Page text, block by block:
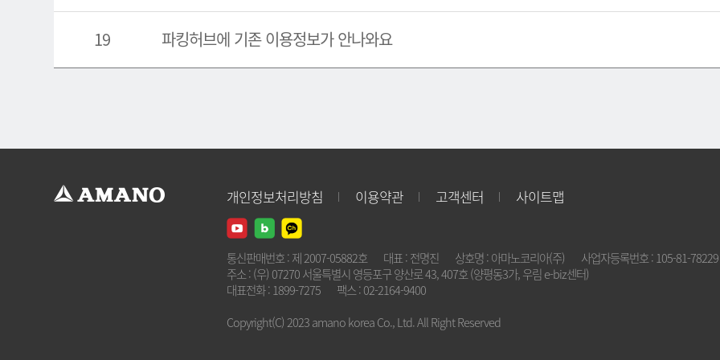
19 파킹허브에 기존 이용정보가 안나와요
개인정보처리방침 이용약관 고객센터 사이트맵
통신판매번호 : 제 2007-05882호 대표 : 전명진 상호명 : 아마노코리아(주)
사업자등록번호 : 105-81-78229
주소 : (우) 07270 서울특별시 영등포구 양산로 43, 407호 (양평동3가, 우림 e-biz센터)
대표전화 : 1899-7275
팩스 : 02-2164-9400
Copyright(C) 2023 amano korea Co., Ltd. All Right Reserved